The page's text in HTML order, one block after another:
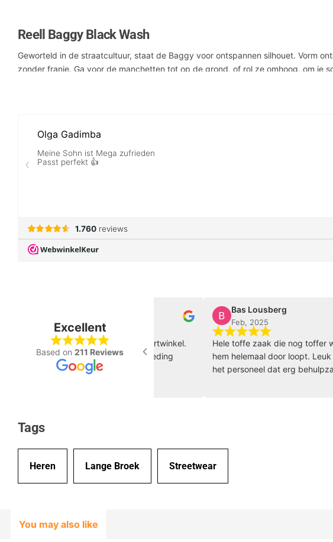
Reell Baggy Black Wash
Geworteld in de straatcultuur, staat de Baggy voor ontspannen silhouet. Vorm
zonder franje. Ga voor de manchetten tot op de grond, of rol ze omhoog, om je
YKK rits
Originele five-pocket details
Beenopening 45 cm (18")
Excellent
Based on 211 Reviews
gespecialiseerde sportwinkel.
keren schoenen en kleding
online als in de winkel.
Bas Lousberg
Feb, 2025
Hele toffe zaak die nog toffer wordt als
hem helemaal door loopt. Leuk gekletst
het personeel dat erg behulpzaam was.
Tags
Heren Lange Broek Streetwear
You may also like